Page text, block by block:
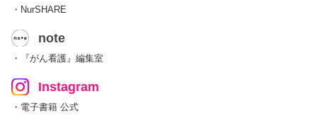
・NurSHARE
note
・『がん看護』編集室
Instagram
・電子書籍 公式